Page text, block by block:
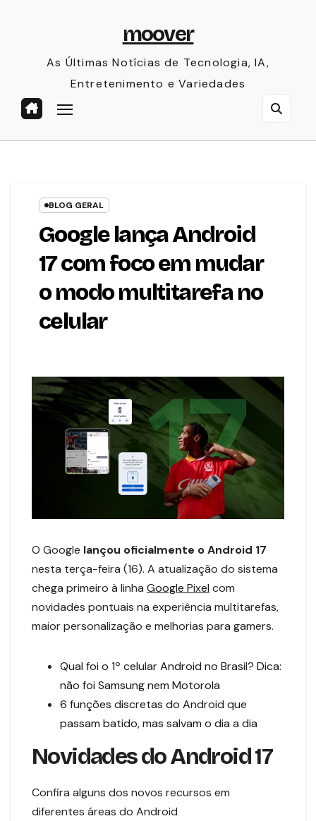
moover
As Últimas Notícias de Tecnologia, IA,
Entretenimento e Variedades
BLOG GERAL
Google lança Android
17 com foco em mudar
o modo multitarefa no
celular
O Google lançou oficialmente o Android 17
nesta terça-feira (16). A atualização do sistema
chega primeiro à linha Google Pixel com
novidades pontuais na experiência multitarefas,
maior personalização e melhorias para gamers.
Qual foi o 1º celular Android no Brasil? Dica:
não foi Samsung nem Motorola
6 funções discretas do Android que
passam batido, mas salvam o dia a dia
Novidades do Android 17
Confira alguns dos novos recursos em
diferentes áreas do Android